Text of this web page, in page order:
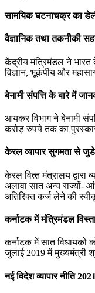
सामयिक घटनाचक्र का
वैज्ञानिक तथा तकनीकी
केंद्रीय मंत्रिमंडल ने भारत
विज्ञान, भूकंपीय और
बेनामी संपत्ति के बारे में
आयकर विभाग ने बेनामी
करोड़ रुपये तक का
केरल व्‍यापार सुगमता से
केरल वित्‍त मंत्रालय
अलावा सात अन्‍य राज्‍यों-
अतिरिक्‍त कर्ज लेने की
कर्नाटक में मंत्रिमंडल
कर्नाटक में सात विधायकों
जुलाई 2019 में मुख्‍यमंत्री
नई विदेश व्‍यापार नीति